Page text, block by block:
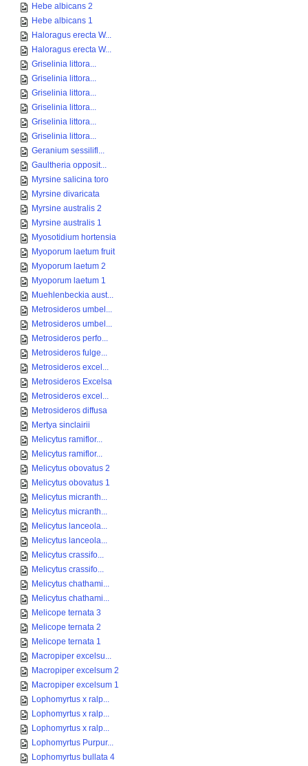
Hebe albicans 2
Hebe albicans 1
Haloragus erecta W...
Haloragus erecta W...
Griselinia littora...
Griselinia littora...
Griselinia littora...
Griselinia littora...
Griselinia littora...
Griselinia littora...
Geranium sessilifl...
Gaultheria opposit...
Myrsine salicina toro
Myrsine divaricata
Myrsine australis 2
Myrsine australis 1
Myosotidium hortensia
Myoporum laetum fruit
Myoporum laetum 2
Myoporum laetum 1
Muehlenbeckia aust...
Metrosideros umbel...
Metrosideros umbel...
Metrosideros perfo...
Metrosideros fulge...
Metrosideros excel...
Metrosideros Excelsa
Metrosideros excel...
Metrosideros diffusa
Mertya sinclairii
Melicytus ramiflor...
Melicytus ramiflor...
Melicytus obovatus 2
Melicytus obovatus 1
Melicytus micranth...
Melicytus micranth...
Melicytus lanceola...
Melicytus lanceola...
Melicytus crassifo...
Melicytus crassifo...
Melicytus chathami...
Melicytus chathami...
Melicope ternata 3
Melicope ternata 2
Melicope ternata 1
Macropiper excelsu...
Macropiper excelsum 2
Macropiper excelsum 1
Lophomyrtus x ralp...
Lophomyrtus x ralp...
Lophomyrtus x ralp...
Lophomyrtus Purpur...
Lophomyrtus bullata 4